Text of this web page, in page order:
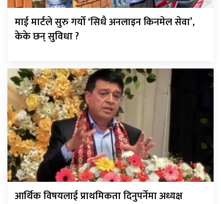
माई मार्टले सुरु गर्यो ‘सिधै अनलाइन किनमेल सेवा’,
केके छन् सुविधा ?
आर्थिक विषयलाई प्राथमिकता दिनुपर्नेमा अध्यक्ष